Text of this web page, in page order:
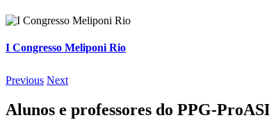
I Congresso Meliponi Rio
Previous Next
Alunos e professores do PPG-